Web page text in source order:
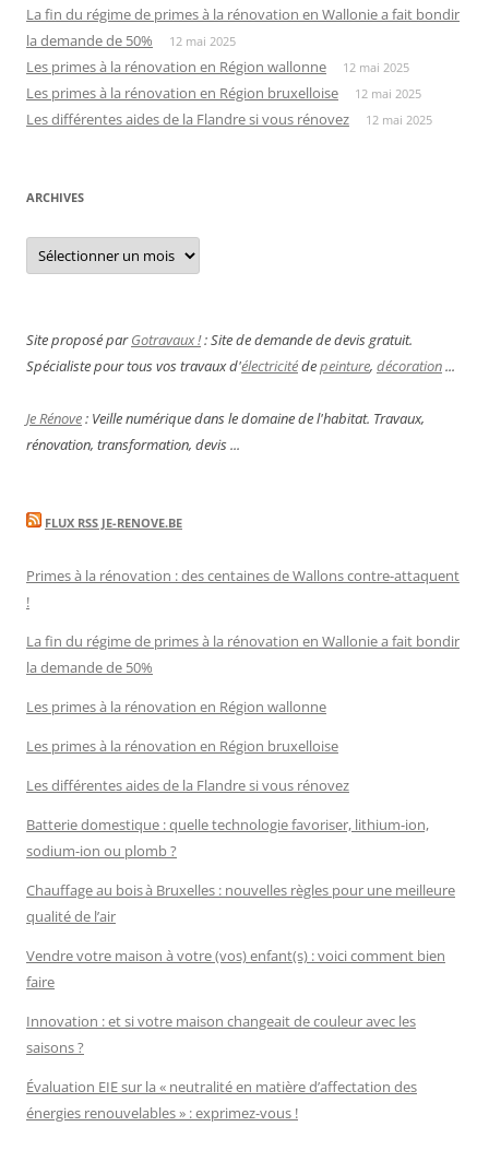
La fin du régime de primes à la rénovation en Wallonie a fait bondir
la demande de 50%
12 mai 2025
Les primes à la rénovation en Région wallonne 12 mai 2025
Les primes à la rénovation en Région bruxelloise 12 mai 2025
Les différentes aides de la Flandre si vous rénovez 12 mai 2025
ARCHIVES
Archives
Site proposé parGotravaux !: Site de demande de devis gratuit.
Spécialiste pour tous vos travaux d'électricitédepeinture, décoration...
Je Rénove: Veille numérique dans le domaine de l'habitat. Travaux,
rénovation, transformation, devis ...
FLUX RSS JE-RENOVE.BE
Primes à la rénovation : des centaines de Wallons contre-attaquent
!
La fin du régime de primes à la rénovation en Wallonie a fait bondir
la demande de 50%
Les primes à la rénovation en Région wallonne
Les primes à la rénovation en Région bruxelloise
Les différentes aides de la Flandre si vous rénovez
Batterie domestique : quelle technologie favoriser, lithium-ion,
sodium-ion ou plomb ?
Chauffage au bois à Bruxelles : nouvelles règles pour une meilleure
qualité de l’air
Vendre votre maison à votre (vos) enfant(s) : voici comment bien
faire
Innovation : et si votre maison changeait de couleur avec les
saisons ?
Évaluation EIE sur la « neutralité en matière d’affectation des
énergies renouvelables » : exprimez-vous !